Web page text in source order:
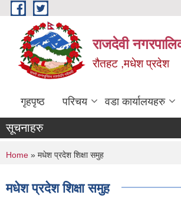
Skip to main content
राजदेवी
रौतहट ,मधेश प्रदेश
गृहपृष्ठ परिचय वडा कार्यालयहरु
सूचनाहरु
You are here
Home » मधेश प्रदेश शिक्षा समुह
मधेश प्रदेश शिक्षा समुह